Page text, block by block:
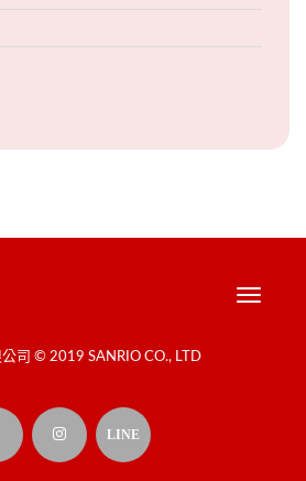
Toggle
司 © 2019 SANRIO CO., LTD